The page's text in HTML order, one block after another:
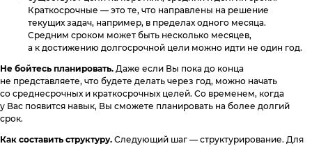
Краткосрочные — это те, что направлены на решение
текущих задач, например, в пределах одного месяца.
Средним сроком может быть несколько месяцев,
а к достижению долгосрочной цели можно идти не один год.
Не бойтесь планировать. Даже если Вы пока до конца
не представляете, что будете делать через год, можно начать
со среднесрочных и краткосрочных целей. Со временем, когда
у Вас появится навык, Вы сможете планировать на более долгий
срок.
Как составить структуру. Следующий шаг — структурирование. Для